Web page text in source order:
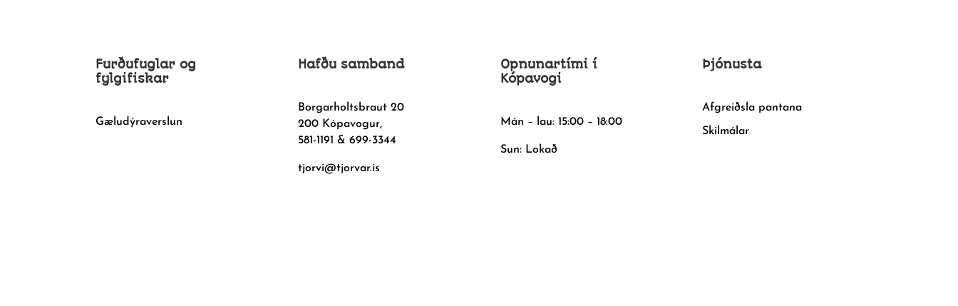
Furðufuglar og
fylgifiskar
Gæludýraverslun
Hafðu samband
Borgarholtsbraut 20
200 Kópavogur,
581-1191 & 699-3344
tjorvi@tjorvar.is
Opnunartími í
Kópavogi
Mán – lau: 15:00 – 18:00
Sun: Lokað
Þjónusta
Afgreiðsla pantana
Skilmálar